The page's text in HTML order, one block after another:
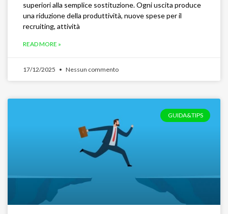
superiori alla semplice sostituzione. Ogni uscita produce
una riduzione della produttività, nuove spese per il
recruiting, attività
READ MORE »
17/12/2025 Nessun commento
GUIDA&TIPS